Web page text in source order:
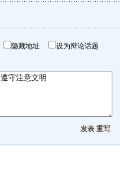
隐藏地址 设为辩论话题